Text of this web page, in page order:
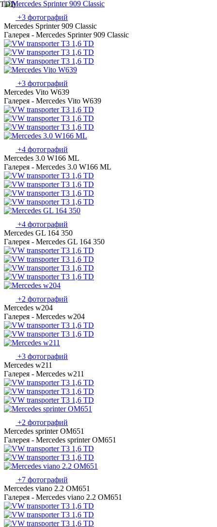
+3 фотографий
Mercedes Sprinter 909 Classic
Галерея - Mercedes Sprinter 909 Classic
+3 фотографий
Mercedes Vito W639
Галерея - Mercedes Vito W639
+4 фотографий
Mercedes 3.0 W166 ML
Галерея - Mercedes 3.0 W166 ML
+4 фотографий
Mercedes GL 164 350
Галерея - Mercedes GL 164 350
+2 фотографий
Mercedes w204
Галерея - Mercedes w204
+3 фотографий
Mercedes w211
Галерея - Mercedes w211
+2 фотографий
Mercedes sprinter OM651
Галерея - Mercedes sprinter OM651
+7 фотографий
Mercedes viano 2.2 OM651
Галерея - Mercedes viano 2.2 OM651